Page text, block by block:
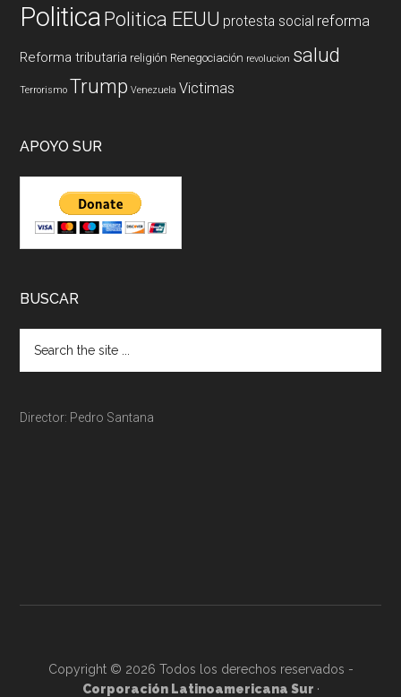
PoliticaPolitica EEUU protesta social reforma
Reforma tributaria religión Renegociación revolucion salud
Terrorismo Trump Venezuela Victimas
APOYO SUR
BUSCAR
Director: Pedro Santana
Copyright © 2026 Todos los derechos reservados -
Corporación Latinoamericana Sur ·